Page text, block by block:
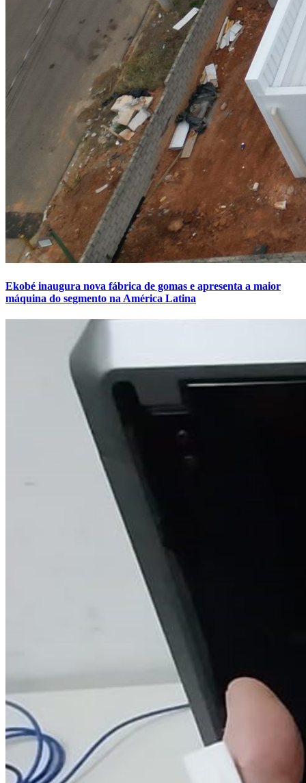
Ekobé inaugura nova fábrica de gomas e apresenta a maior
máquina do segmento na América Latina